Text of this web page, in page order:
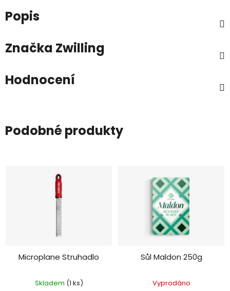
Popis
Značka Zwilling
Hodnocení
Podobné produkty
Microplane Struhadlo
Skladem (1 ks)
Sůl Maldon 250g
Vyprodáno